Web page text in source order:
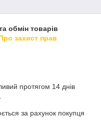
обмін товарів
захист прав
протягом 14 днів
за рахунок покупця